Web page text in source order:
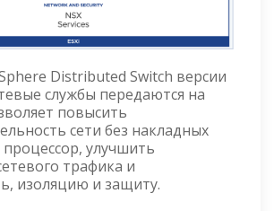
Distributed Switch версии
службы передаются на
повысить
сети без накладных
улучшить
трафика и
изоляцию и защиту.